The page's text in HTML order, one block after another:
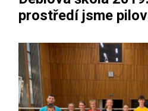
prostředí jsme